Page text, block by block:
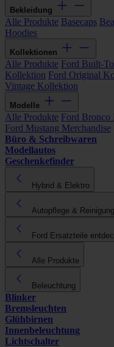
Bekleidung
Alle Produkte Basecaps
Hoodies
Kollektionen
Alle Produkte Ford Built-
Kollektion Ford Original
Vintage Kollektion
Modelle
Alle Produkte Ford Bronco
Ford Mustang Merchandise
Büro & Schreibwaren
Modellautos
Geschenkefinder
Hybrid & Elektro
Autopflege & Reinigung
Ford Ersatzteile
Alle Produkte
Beleuchtung
Blinker
Bremsleuchten
Glühbirnen
Innenbeleuchtung
Lichtschalter